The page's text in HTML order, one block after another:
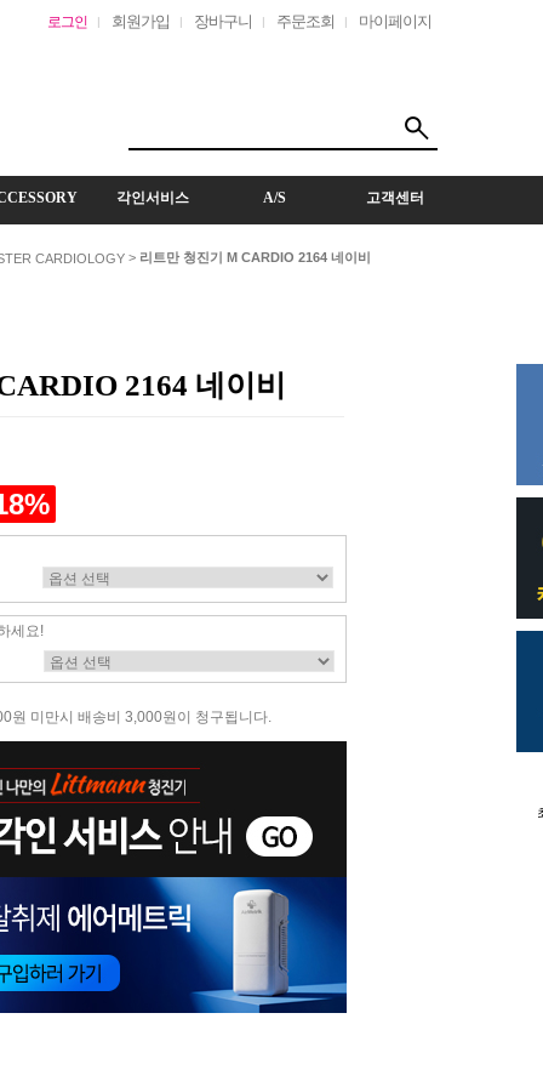
로그인 회원가입 장바구니 주문조회 마이페이지
각인서비스 A/S 고객센터
CARDIOLOGY > 리트만 청진기 M CARDIO 2164 네이비
2164 네이비
%
세요!
원 미만시 배송비 3,000원이 청구됩니다.